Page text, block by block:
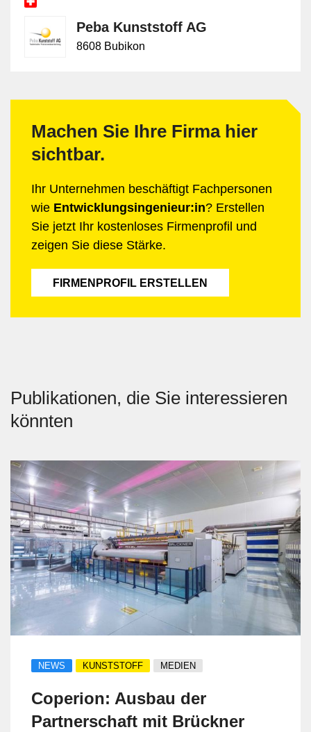
Peba Kunststoff AG
8608 Bubikon
Machen Sie Ihre Firma hier
sichtbar.
Ihr Unternehmen beschäftigt Fachpersonen
wie Entwicklungsingenieur:in? Erstellen
Sie jetzt Ihr kostenloses Firmenprofil und
zeigen Sie diese Stärke.
FIRMENPROFIL ERSTELLEN
Publikationen, die Sie interessieren
könnten
NEWS KUNSTSTOFF MEDIEN
Coperion: Ausbau der
Partnerschaft mit Brückner